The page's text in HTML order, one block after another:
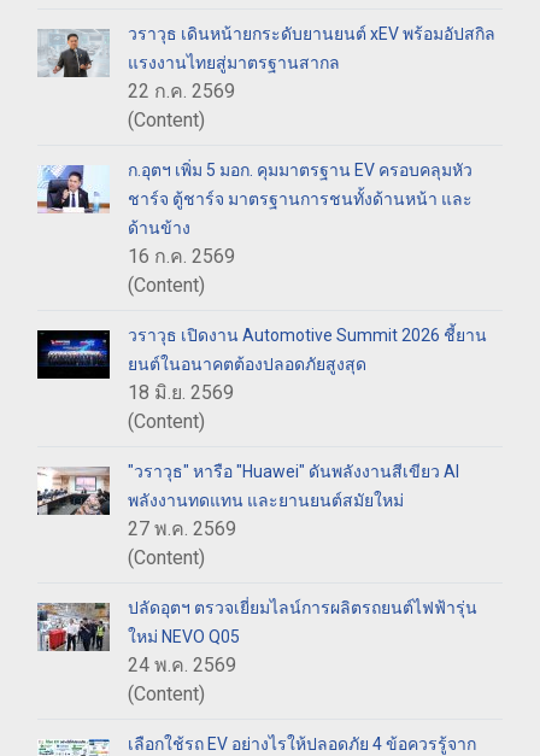
วราวุธ เดินหน้ายกระดับยานยนต์ xEV พร้อมอัปสกิล
แรงงานไทยสู่มาตรฐานสากล
22 ก.ค. 2569
(Content)
ก.อุตฯ เพิ่ม 5 มอก. คุมมาตรฐาน EV ครอบคลุมหัว
ชาร์จ ตู้ชาร์จ มาตรฐานการชนทั้งด้านหน้า และ
ด้านข้าง
16 ก.ค. 2569
(Content)
วราวุธ เปิดงาน Automotive Summit 2026 ชี้ยาน
ยนต์ในอนาคตต้องปลอดภัยสูงสุด
18 มิ.ย. 2569
(Content)
"วราวุธ" หารือ "Huawei" ดันพลังงานสีเขียว AI
พลังงานทดแทน และยานยนต์สมัยใหม่
27 พ.ค. 2569
(Content)
ปลัดอุตฯ ตรวจเยี่ยมไลน์การผลิตรถยนต์ไฟฟ้ารุ่น
ใหม่ NEVO Q05
24 พ.ค. 2569
(Content)
เลือกใช้รถ EV อย่างไรให้ปลอดภัย 4 ข้อควรรู้จาก